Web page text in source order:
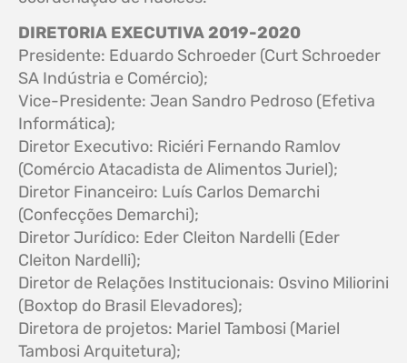
DIRETORIA EXECUTIVA 2019-2020
Presidente: Eduardo Schroeder (Curt Schroeder
SA Indústria e Comércio);
Vice-Presidente: Jean Sandro Pedroso (Efetiva
Informática);
Diretor Executivo: Riciéri Fernando Ramlov
(Comércio Atacadista de Alimentos Juriel);
Diretor Financeiro: Luís Carlos Demarchi
(Confecções Demarchi);
Diretor Jurídico: Eder Cleiton Nardelli (Eder
Cleiton Nardelli);
Diretor de Relações Institucionais: Osvino Miliorini
(Boxtop do Brasil Elevadores);
Diretora de projetos: Mariel Tambosi (Mariel
Tambosi Arquitetura);